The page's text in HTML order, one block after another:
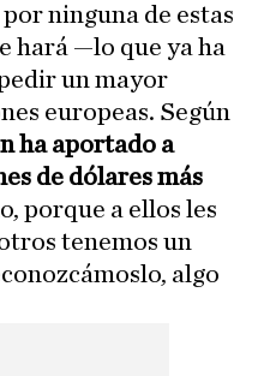
ninguna de estas
hará —lo que ya ha
un mayor
europeas. Según
ha aportado a
de dólares más
porque a ellos les
tenemos un
algo